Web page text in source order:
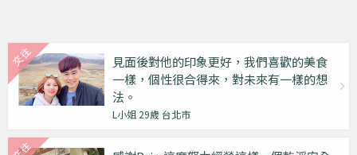
見面後對他的印象更好，我們喜歡的美食
一樣，個性很合得來，對未來有一樣的想
法。
L小姐 29歲 台北市